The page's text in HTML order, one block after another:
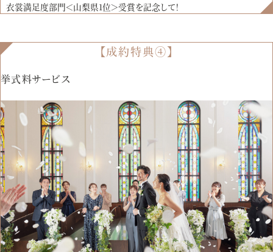
衣裳満足度部門＜山梨県1位＞受賞を記念して！
【成約特典④】
挙式料サービス